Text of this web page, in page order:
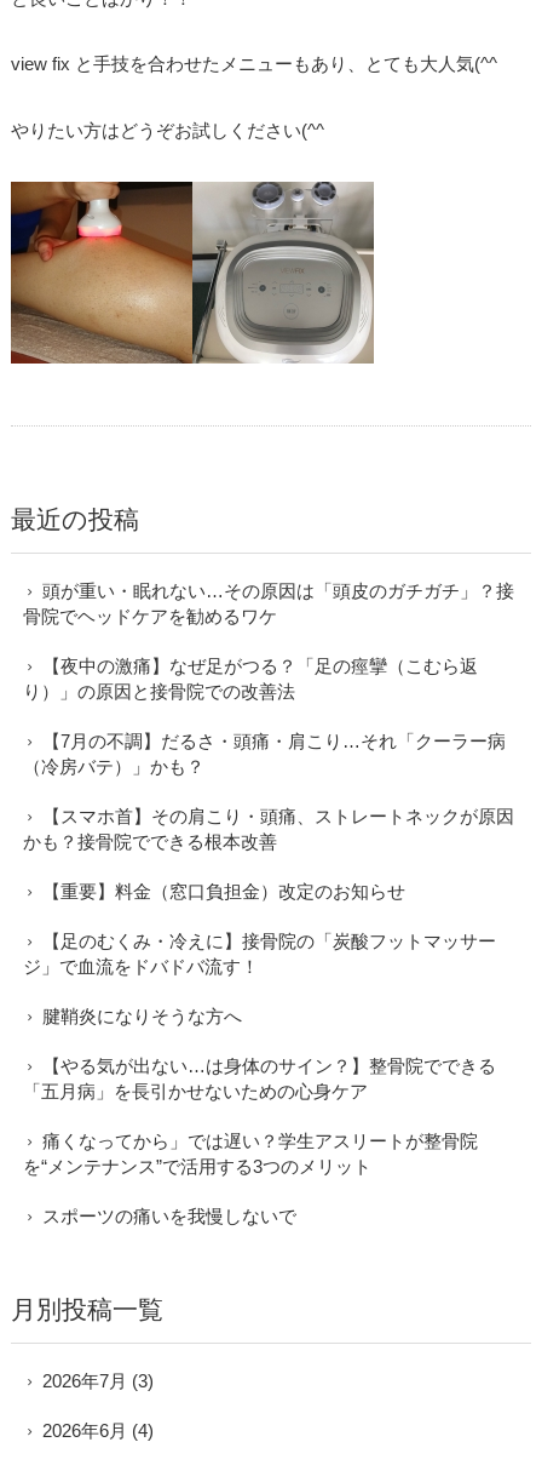
view fix と手技を合わせたメニューもあり、とても大人気(^^ゞ
やりたい方はどうぞお試しください(^^ゞ
最近の投稿
頭が重い・眠れない…その原因は「頭皮のガチガチ」？接
骨院でヘッドケアを勧めるワケ
【夜中の激痛】なぜ足がつる？「足の痙攣（こむら返
り）」の原因と接骨院での改善法
【7月の不調】だるさ・頭痛・肩こり…それ「クーラー病
（冷房バテ）」かも？
【スマホ首】その肩こり・頭痛、ストレートネックが原因
かも？接骨院でできる根本改善
【重要】料金（窓口負担金）改定のお知らせ
【足のむくみ・冷えに】接骨院の「炭酸フットマッサー
ジ」で血流をドバドバ流す！
腱鞘炎になりそうな方へ
【やる気が出ない…は身体のサイン？】整骨院でできる
「五月病」を長引かせないための心身ケア
痛くなってから」では遅い？学生アスリートが整骨院
を“メンテナンス”で活用する3つのメリット
スポーツの痛いを我慢しないで
月別投稿一覧
2026年7月 (3)
2026年6月 (4)